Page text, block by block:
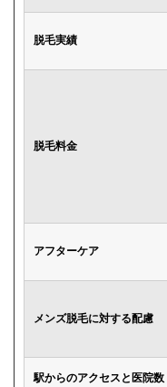
脱毛実績
脱毛料金
アフターケア
メンズ脱毛に対する配慮
駅からのアクセスと医院数